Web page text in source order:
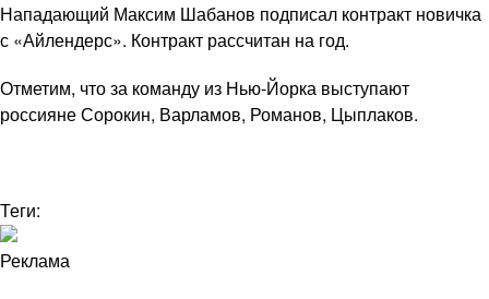
Нападающий Максим Шабанов подписал контракт новичка
с «Айлендерс». Контракт рассчитан на год.
Отметим, что за команду из Нью-Йорка выступают
россияне Сорокин, Варламов, Романов, Цыплаков.
Теги:
Реклама